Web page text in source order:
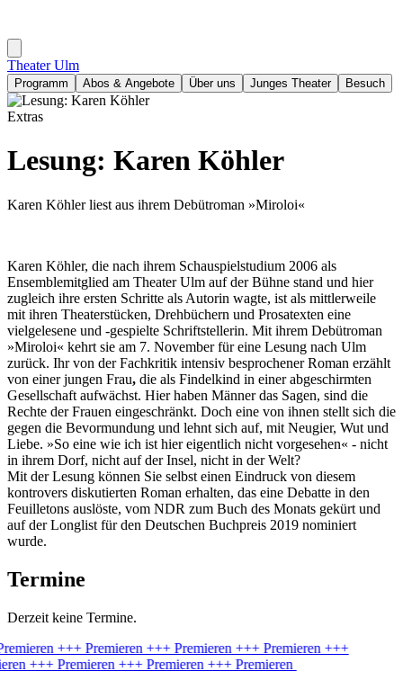
Theater Ulm
Programm Abos & Angebote Über uns Junges Theater Besuch
Extras
Lesung: Karen Köhler
Karen Köhler liest aus ihrem Debütroman »Miroloi«
Karen Köhler, die nach ihrem Schauspielstudium 2006 als
Ensemblemitglied am Theater Ulm auf der Bühne stand und hier
zugleich ihre ersten Schritte als Autorin wagte, ist als mittlerweile
mit ihren Theaterstücken, Drehbüchern und Prosatexten eine
vielgelesene und -gespielte Schriftstellerin. Mit ihrem Debütroman
»Miroloi« kehrt sie am 7. November für eine Lesung nach Ulm
zurück. Ihr von der Fachkritik intensiv besprochener Roman erzählt
von einer jungen Frau, die als Findelkind in einer abgeschirmten
Gesellschaft aufwächst. Hier haben Männer das Sagen, sind die
Rechte der Frauen eingeschränkt. Doch eine von ihnen stellt sich die
gegen die Bevormundung und lehnt sich auf, mit Neugier, Wut und
Liebe. »So eine wie ich ist hier eigentlich nicht vorgesehen« - nicht
in ihrem Dorf, nicht auf der Insel, nicht in der Welt?
Mit der Lesung können Sie selbst einen Eindruck von diesem
kontrovers diskutierten Roman erhalten, das eine Debatte in den
Feuilletons auslöste, vom NDR zum Buch des Monats gekürt und
auf der Longlist für den Deutschen Buchpreis 2019 nominiert
wurde.
Termine
Derzeit keine Termine.
+++ Premieren +++ Premieren +++ Premieren +++
+++ Premieren +++ Premieren +++ Premieren